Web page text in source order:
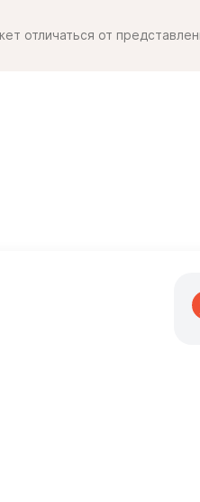
отличаться от